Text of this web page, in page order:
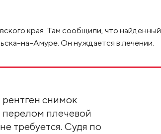
края. Там сообщили, что найденный
на-Амуре. Он нуждается в лечении.
рентген снимок
перелом плечевой
требуется. Судя по